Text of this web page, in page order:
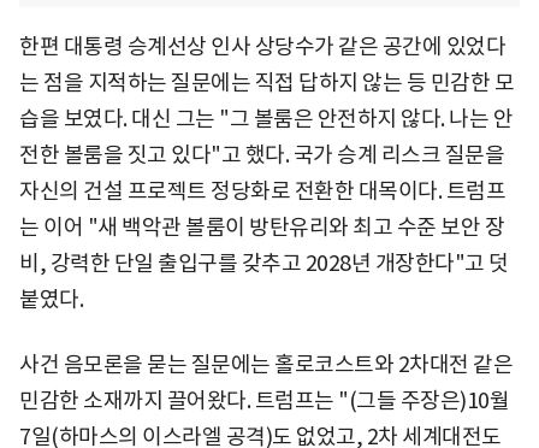
한편 대통령 승계선상 인사 상당수가 같은 공간에 있었다
는 점을 지적하는 질문에는 직접 답하지 않는 등 민감한 모
습을 보였다. 대신 그는 "그 볼룸은 안전하지 않다. 나는 안
전한 볼룸을 짓고 있다"고 했다. 국가 승계 리스크 질문을
자신의 건설 프로젝트 정당화로 전환한 대목이다. 트럼프
는 이어 "새 백악관 볼룸이 방탄유리와 최고 수준 보안 장
비, 강력한 단일 출입구를 갖추고 2028년 개장한다"고 덧
붙였다.
사건 음모론을 묻는 질문에는 홀로코스트와 2차대전 같은
민감한 소재까지 끌어왔다. 트럼프는 "(그들 주장은)10월
7일(하마스의 이스라엘 공격)도 없었고, 2차 세계대전도